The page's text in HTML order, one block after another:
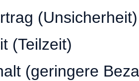
(Unsicherheit)
(Teilzeit)
(geringere